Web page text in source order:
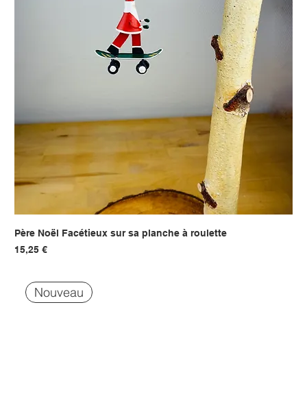
Père Noël Facétieux sur sa planche à roulette
Prix
15,25 €
Nouveau